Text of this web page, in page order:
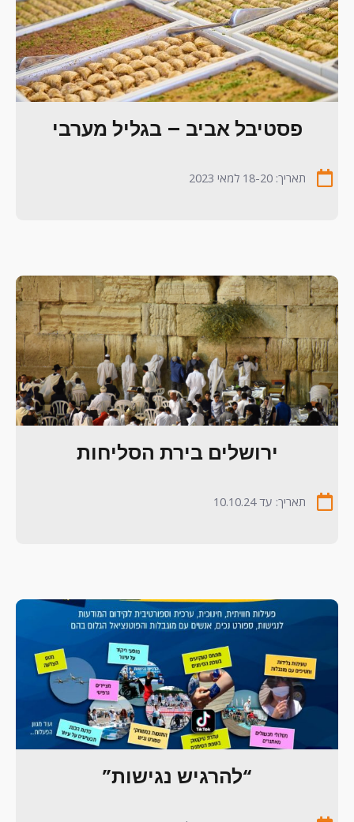
פסטיבל אביב – בגליל מערבי
תאריך: 18-20 למאי 2023
ירושלים בירת הסליחות
תאריך: עד 10.10.24
“להרגיש נגישות”